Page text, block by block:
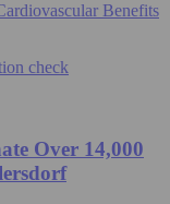
Benefits
Over 14,000